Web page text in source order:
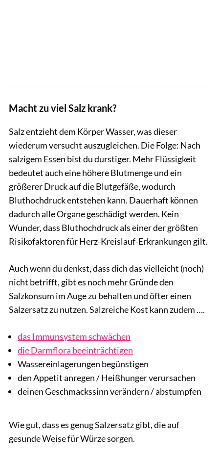
Macht zu viel Salz krank?
Salz entzieht dem Körper Wasser, was dieser
wiederum versucht auszugleichen. Die Folge: Nach
salzigem Essen bist du durstiger. Mehr Flüssigkeit
bedeutet auch eine höhere Blutmenge und ein
größerer Druck auf die Blutgefäße, wodurch
Bluthochdruck entstehen kann. Dauerhaft können
dadurch alle Organe geschädigt werden. Kein
Wunder, dass Bluthochdruck als einer der größten
Risikofaktoren für Herz-Kreislauf-Erkrankungen gilt.
Auch wenn du denkst, dass dich das vielleicht (noch)
nicht betrifft, gibt es noch mehr Gründe den
Salzkonsum im Auge zu behalten und öfter einen
Salzersatz zu nutzen. Salzreiche Kost kann zudem ….
das Immunsystem schwächen
die Darmflora beeinträchtigen
Wassereinlagerungen begünstigen
den Appetit anregen / Heißhunger verursachen
deinen Geschmackssinn verändern / abstumpfen
Wie gut, dass es genug Salzersatz gibt, die auf
gesunde Weise für Würze sorgen.